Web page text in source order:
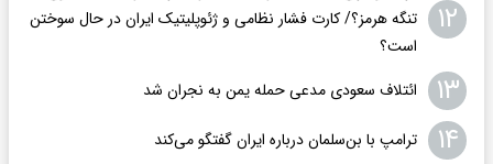
۱۲
تنگه هرمز؟/ کارت فشار نظامی و ژئوپلیتیک ایران در حال سوختن
است؟
۱۳ ائتلاف سعودی مدعی حمله یمن به نجران شد
۱۴ ترامپ با بن‌سلمان درباره ایران گفتگو می‌کند